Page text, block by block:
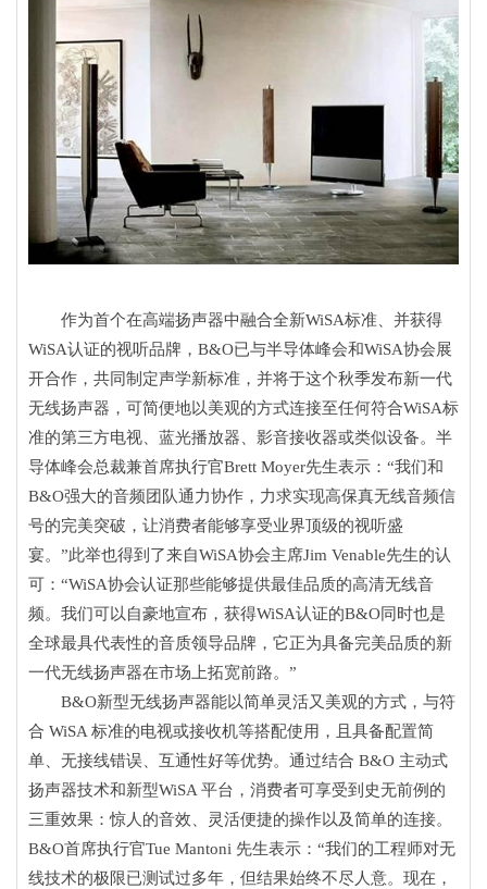
作为首个在高端扬声器中融合全新WiSA标准、并获得
WiSA认证的视听品牌，B&O已与半导体峰会和WiSA协会展
开合作，共同制定声学新标准，并将于这个秋季发布新一代
无线扬声器，可简便地以美观的方式连接至任何符合WiSA标
准的第三方电视、蓝光播放器、影音接收器或类似设备。半
导体峰会总裁兼首席执行官Brett Moyer先生表示：“我们和
B&O强大的音频团队通力协作，力求实现高保真无线音频信
号的完美突破，让消费者能够享受业界顶级的视听盛
宴。”此举也得到了来自WiSA协会主席Jim Venable先生的认
可：“WiSA协会认证那些能够提供最佳品质的高清无线音
频。我们可以自豪地宣布，获得WiSA认证的B&O同时也是
全球最具代表性的音质领导品牌，它正为具备完美品质的新
一代无线扬声器在市场上拓宽前路。”
B&O新型无线扬声器能以简单灵活又美观的方式，与符
合 WiSA 标准的电视或接收机等搭配使用，且具备配置简
单、无接线错误、互通性好等优势。通过结合 B&O 主动式
扬声器技术和新型WiSA 平台，消费者可享受到史无前例的
三重效果：惊人的音效、灵活便捷的操作以及简单的连接。
B&O首席执行官Tue Mantoni 先生表示：“我们的工程师对无
线技术的极限已测试过多年，但结果始终不尽人意。现在，